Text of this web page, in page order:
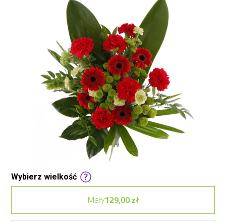
Wybierz wielkość
Mały129,00 zł